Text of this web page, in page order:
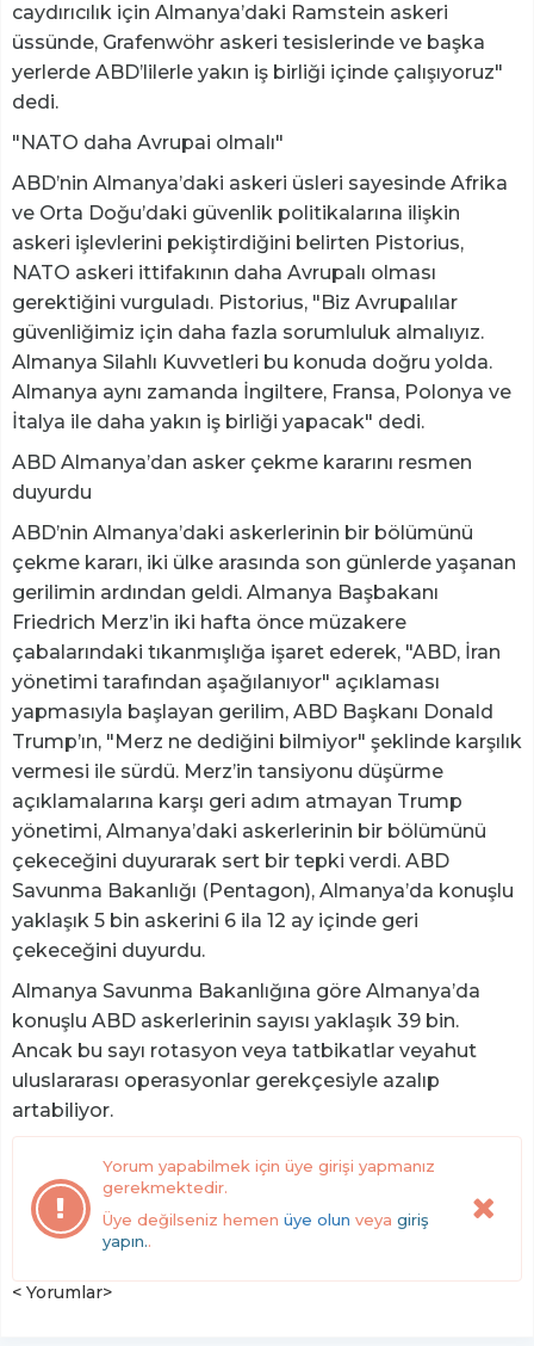
caydırıcılık için Almanya’daki Ramstein askeri
üssünde, Grafenwöhr askeri tesislerinde ve başka
yerlerde ABD’lilerle yakın iş birliği içinde çalışıyoruz"
dedi.
"NATO daha Avrupai olmalı"
ABD’nin Almanya’daki askeri üsleri sayesinde Afrika
ve Orta Doğu’daki güvenlik politikalarına ilişkin
askeri işlevlerini pekiştirdiğini belirten Pistorius,
NATO askeri ittifakının daha Avrupalı olması
gerektiğini vurguladı. Pistorius, "Biz Avrupalılar
güvenliğimiz için daha fazla sorumluluk almalıyız.
Almanya Silahlı Kuvvetleri bu konuda doğru yolda.
Almanya aynı zamanda İngiltere, Fransa, Polonya ve
İtalya ile daha yakın iş birliği yapacak" dedi.
ABD Almanya’dan asker çekme kararını resmen
duyurdu
ABD’nin Almanya’daki askerlerinin bir bölümünü
çekme kararı, iki ülke arasında son günlerde yaşanan
gerilimin ardından geldi. Almanya Başbakanı
Friedrich Merz’in iki hafta önce müzakere
çabalarındaki tıkanmışlığa işaret ederek, "ABD, İran
yönetimi tarafından aşağılanıyor" açıklaması
yapmasıyla başlayan gerilim, ABD Başkanı Donald
Trump’ın, "Merz ne dediğini bilmiyor" şeklinde karşılık
vermesi ile sürdü. Merz’in tansiyonu düşürme
açıklamalarına karşı geri adım atmayan Trump
yönetimi, Almanya’daki askerlerinin bir bölümünü
çekeceğini duyurarak sert bir tepki verdi. ABD
Savunma Bakanlığı (Pentagon), Almanya’da konuşlu
yaklaşık 5 bin askerini 6 ila 12 ay içinde geri
çekeceğini duyurdu.
Almanya Savunma Bakanlığına göre Almanya’da
konuşlu ABD askerlerinin sayısı yaklaşık 39 bin.
Ancak bu sayı rotasyon veya tatbikatlar veyahut
uluslararası operasyonlar gerekçesiyle azalıp
artabiliyor.
Yorum yapabilmek için üye girişi yapmanız
gerekmektedir.
Üye değilseniz hemen üye olun veya giriş
yapın..
< Yorumlar>